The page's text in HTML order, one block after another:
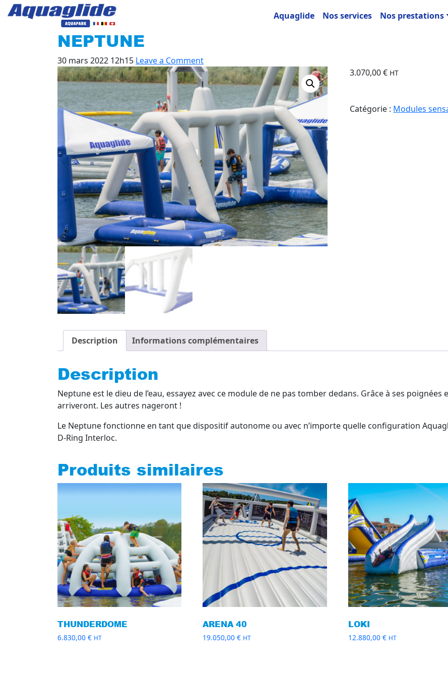
Aquaglide Nos services Nos prestations
NEPTUNE
30 mars 2022 12h15 Leave a Comment
3.070,00€ HT
Catégorie : Modules
Description Informations complémentaires
Description
Neptune est le dieu de l’eau, essayez avec ce module de ne pas tomber dedans. Grâce à ses
arriveront. Les autres nageront !
Le Neptune fonctionne en tant que dispositif autonome ou avec n’importe quelle configuration
D-Ring Interloc.
Produits similaires
THUNDERDOME
6.830,00 € HT
ARENA 40
19.050,00€ HT
LOKI
12.880,00 € HT